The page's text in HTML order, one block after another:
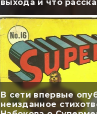
выхода и что
В сети впервые
неизданное